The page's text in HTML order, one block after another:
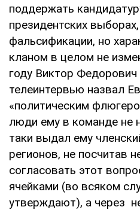
поддержать
президентских
фальсификации, но
кланом в целом не
году Виктор
телеинтервью назвал
«политическим
люди ему в команде не
таки выдал ему
регионов, не посчитав
согласовать этот
ячейками (во всяком
утверждают), а через